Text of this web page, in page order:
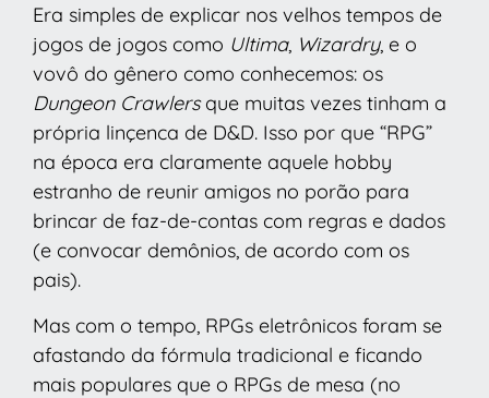
Era simples de explicar nos velhos tempos de
jogos de jogos como Ultima, Wizardry, e o
vovô do gênero como conhecemos: os
Dungeon Crawlersque muitas vezes tinham a
própria linçenca de D&D. Isso por que “RPG”
na época era claramente aquele hobby
estranho de reunir amigos no porão para
brincar de faz-de-contas com regras e dados
(e convocar demônios, de acordo com os
pais).
Mas com o tempo, RPGs eletrônicos foram se
afastando da fórmula tradicional e ficando
mais populares que o RPGs de mesa (no